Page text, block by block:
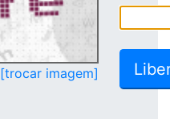
[trocar imagem]